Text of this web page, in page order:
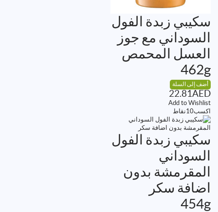
سكيبي زبدة الفول
السوداني مع جوز
العسل المحمص
462g
أضف إلى السلة
22.81AED
Add to Wishlist
اكسب10نقاط
سكيبي زبدة الفول
السوداني
المقرمشة بدون
اضافة سكر
454g